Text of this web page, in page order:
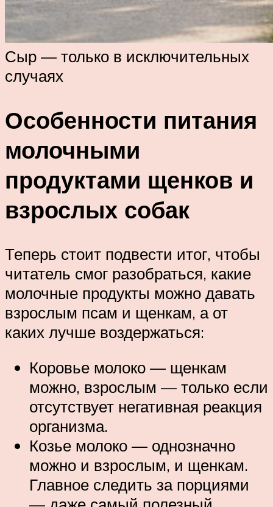
Сыр — только в исключительных
случаях
Особенности питания
молочными
продуктами щенков и
взрослых собак
Теперь стоит подвести итог, чтобы
читатель смог разобраться, какие
молочные продукты можно давать
взрослым псам и щенкам, а от
каких лучше воздержаться:
Коровье молоко — щенкам
можно, взрослым — только если
отсутствует негативная реакция
организма.
Козье молоко — однозначно
можно и взрослым, и щенкам.
Главное следить за порциями